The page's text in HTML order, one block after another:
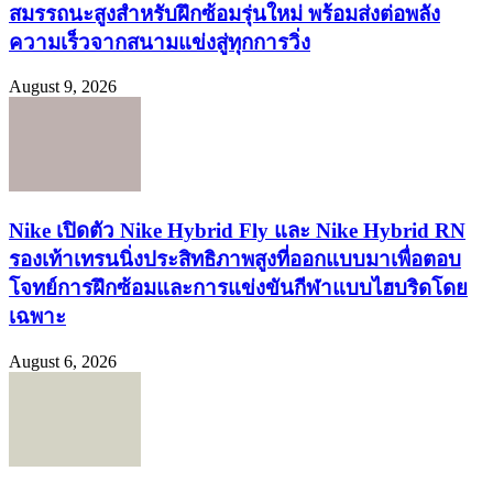
สมรรถนะสูงสำหรับฝึกซ้อมรุ่นใหม่ พร้อมส่งต่อพลัง
ความเร็วจากสนามแข่งสู่ทุกการวิ่ง
August 9, 2026
Nike เปิดตัว Nike Hybrid Fly และ Nike Hybrid RN
รองเท้าเทรนนิ่งประสิทธิภาพสูงที่ออกแบบมาเพื่อตอบ
โจทย์การฝึกซ้อมและการแข่งขันกีฬาแบบไฮบริดโดย
เฉพาะ
August 6, 2026